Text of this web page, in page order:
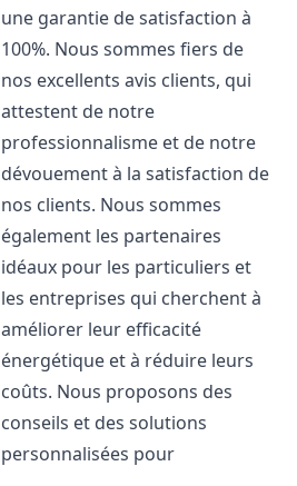
une garantie de satisfaction à
100%. Nous sommes fiers de
nos excellents avis clients, qui
attestent de notre
professionnalisme et de notre
dévouement à la satisfaction de
nos clients. Nous sommes
également les partenaires
idéaux pour les particuliers et
les entreprises qui cherchent à
améliorer leur efficacité
énergétique et à réduire leurs
coûts. Nous proposons des
conseils et des solutions
personnalisées pour